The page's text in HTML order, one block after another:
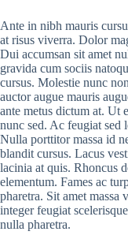
Ante in nibh mauris
at risus viverra. Dolor
Dui accumsan sit amet
gravida cum sociis
cursus. Molestie nunc
auctor augue mauris
ante metus dictum at. Ut
nunc sed. Ac feugiat sed
Nulla porttitor massa id
blandit cursus. Lacus
lacinia at quis. Rhoncus
elementum. Fames ac
pharetra. Sit amet
integer feugiat
nulla pharetra.